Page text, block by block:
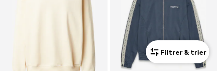
Filtrer & trier